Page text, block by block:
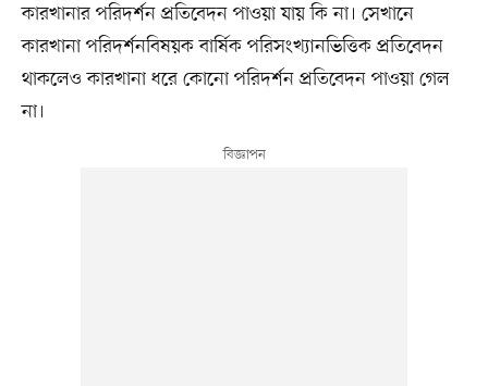
কারখানার পরিদর্শন প্রতিবেদন পাওয়া যায় কি না। সেখানে
কারখানা পরিদর্শনবিষয়ক বার্ষিক পরিসংখ্যানভিত্তিক প্রতিবেদন
থাকলেও কারখানা ধরে কোনো পরিদর্শন প্রতিবেদন পাওয়া গেল
না।